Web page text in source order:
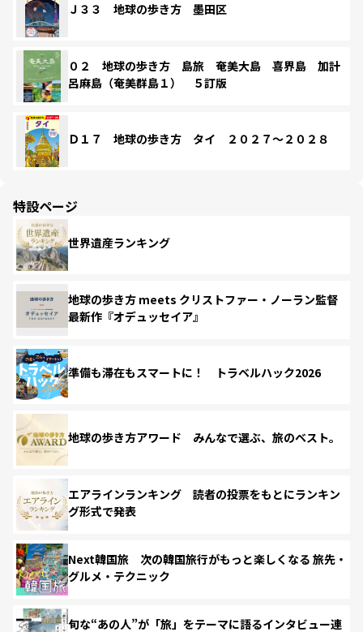
Ｊ３３ 地球の歩き方 墨田区
０２ 地球の歩き方 島旅 奄美大島 喜界島 加計
呂麻島（奄美群島１） ５訂版
Ｄ１７ 地球の歩き方 タイ ２０２７～２０２８
特設ページ
世界遺産ランキング
地球の歩き方 meets クリストファー・ノーラン監督
最新作『オデュッセイア』
準備も滞在もスマートに！ トラベルハック2026
地球の歩き方アワード みんなで選ぶ、旅のベスト。
エアラインランキング 読者の投票をもとにランキン
グ形式で発表
Next韓国旅 次の韓国旅行がもっと楽しくなる 旅先・
グルメ・テクニック
旬な“あの人”が「旅」をテーマに語るインタビュー連